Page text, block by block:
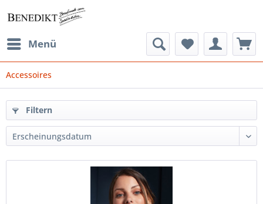
Menü
Accessoires
Filtern